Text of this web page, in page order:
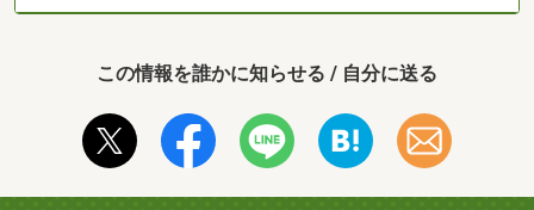
この情報を誰かに知らせる / 自分に送る